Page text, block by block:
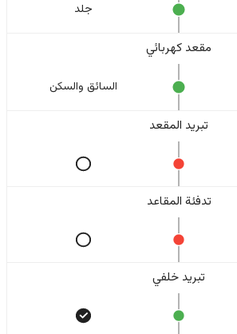
جلد
مقعد كهربائي
السائق والسکن
تبريد المقعد
تدفئة المقاعد
تبريد خلفي